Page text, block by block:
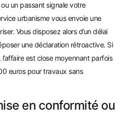
un passant signale votre
urbanisme vous envoie une
Vous disposez alors d’un délai
une déclaration rétroactive. Si
est close moyennant parfois
euros pour travaux sans
en conformité ou